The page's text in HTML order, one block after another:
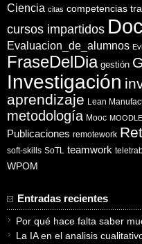
Ciencia citas competencias
cursos impartidos
Evaluacion_de_alumnos
FraseDelDia gestión
Investigación
aprendizaje Lean
metodología Mooc MOODLE
Publicaciones remotework
soft-skills SoTL teamwork
WPOM
Entradas recientes
Por qué hace falta saber
La IA en el analisis